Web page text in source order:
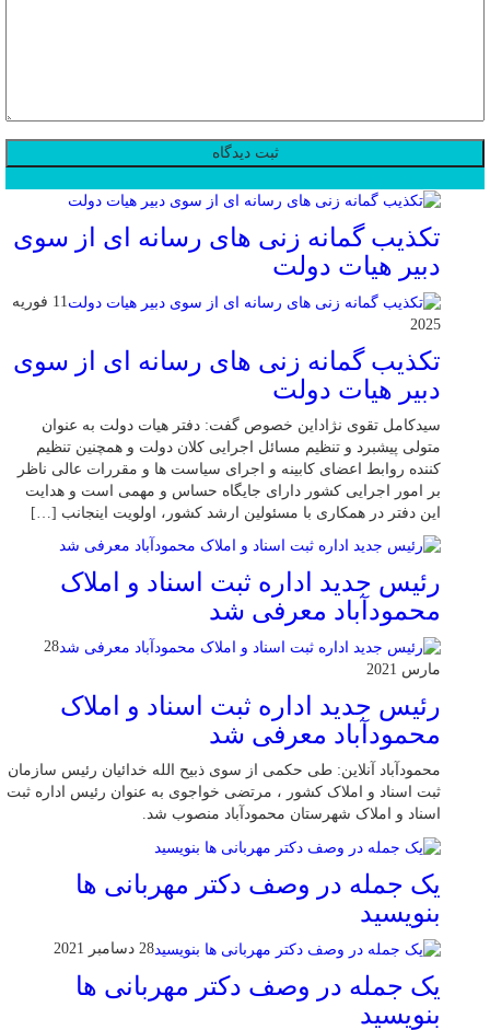
تکذیب گمانه زنی های رسانه ای از سوی
دبیر هیات دولت
11 فوریه
2025
تکذیب گمانه زنی های رسانه ای از سوی
دبیر هیات دولت
سیدکامل تقوی نژاداین خصوص گفت: دفتر هیات دولت به عنوان
متولی پیشبرد و تنظیم مسائل اجرایی کلان دولت و همچنین تنظیم
کننده روابط اعضای کابینه و اجرای سیاست ها و مقررات عالی ناظر
بر امور اجرایی کشور دارای جایگاه حساس و مهمی است و هدایت
این دفتر در همکاری با مسئولین ارشد کشور، اولویت اینجانب […]
رئیس جدید اداره ثبت اسناد و املاک
محمودآباد معرفی شد
28
مارس 2021
رئیس جدید اداره ثبت اسناد و املاک
محمودآباد معرفی شد
محمودآباد آنلاین: طی حکمی از سوی ذبیح الله خدائیان رئیس سازمان
ثبت اسناد و املاک کشور ، مرتضی خواجوی به عنوان رئیس اداره ثبت
اسناد و املاک شهرستان محمودآباد منصوب شد.
یک جمله در وصف دکتر مهربانی ها
بنویسید
28 دسامبر 2021
یک جمله در وصف دکتر مهربانی ها
بنویسید